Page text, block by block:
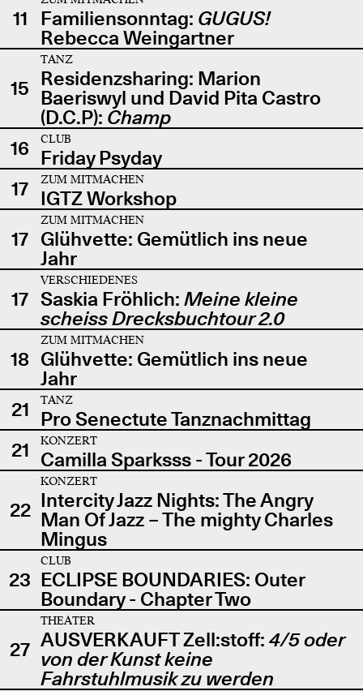
11
Familiensonntag: GUGUS!
Rebecca Weingartner
15
TANZ
Residenzsharing: Marion
Baeriswyl und David Pita Castro
(D.C.P): Champ
16
CLUB
Friday Psyday
17
ZUM MITMACHEN
IGTZ Workshop
17
ZUM MITMACHEN
Glühvette: Gemütlich ins neue
Jahr
17
VERSCHIEDENES
Saskia Fröhlich: Meine kleine
scheiss Drecksbuchtour 2.0
18
ZUM MITMACHEN
Glühvette: Gemütlich ins neue
Jahr
21
TANZ
Pro Senectute Tanznachmittag
21
KONZERT
Camilla Sparksss - Tour 2026
22
KONZERT
Intercity Jazz Nights: The Angry
Man Of Jazz – The mighty Charles
Mingus
23
CLUB
ECLIPSE BOUNDARIES: Outer
Boundary - Chapter Two
27
THEATER
AUSVERKAUFT Zell:stoff: 4/5 oder
von der Kunst keine
Fahrstuhlmusik zu werden